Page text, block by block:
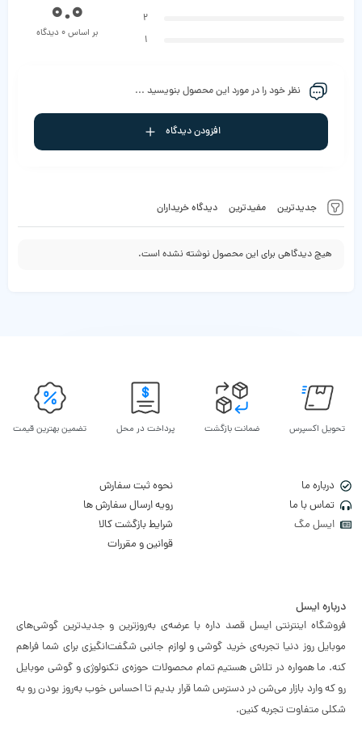
جدیدترین مفیدترین دیدگاه خریداران
هیچ دیدگاهی برای این محصول نوشته نشده است.
2
1
0.0
بر اساس 0 دیدگاه
نظر خود را در مورد این محصول بنویسید ...
افزودن دیدگاه
تحویل اکسپرس ضمانت بازگشت پرداخت در محل تضمین بهترین قیمت
درباره ما
تماس با ما
ایسل مگ
نحوه ثبت سفارش
رویه ارسال سفارش ها
شرایط بازگشت کالا
قوانین و مقررات
درباره ایسل
فروشگاه اینترنتی ایسل قصد داره با عرضه‌ی به‌روزترین و جدیدترین گوشی‌های
موبایل روز دنیا تجربه‌ی خرید گوشی و لوازم جانبی شگفت‌انگیزی برای شما فراهم
کنه. ما همواره در تلاش هستیم تمام محصولات حوزه‌ی تکنولوژی و گوشی موبایل
رو که وارد بازار می‌شن در دسترس شما قرار بدیم تا احساس خوب به‌روز بودن رو به
شکلی متفاوت تجربه کنین.